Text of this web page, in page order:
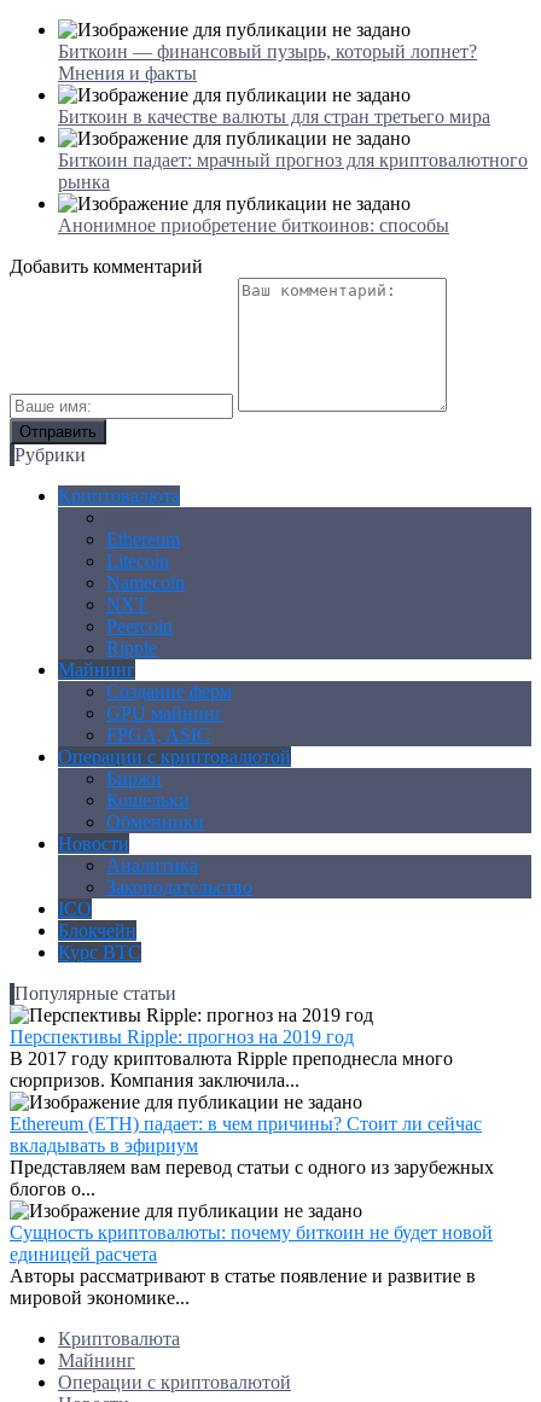
Биткоин — финансовый пузырь, который лопнет?
Мнения и факты
Биткоин в качестве валюты для стран третьего мира
Биткоин падает: мрачный прогноз для криптовалютного
рынка
Анонимное приобретение биткоинов: способы
Добавить комментарий
Рубрики
Криптовалюта
Ethereum
Litecoin
Namecoin
NXT
Peercoin
Ripple
Майнинг
Создание ферм
GPU майнинг
FPGA, ASIC
Операции с криптовалютой
Биржи
Кошельки
Обменники
Новости
Аналитика
Законодательство
ICO
Блокчейн
Курс BTC
Популярные статьи
Перспективы Ripple: прогноз на 2019 год
В 2017 году криптовалюта Ripple преподнесла много
сюрпризов. Компания заключила...
Ethereum (ETH) падает: в чем причины? Стоит ли сейчас
вкладывать в эфириум
Представляем вам перевод статьи с одного из зарубежных
блогов о...
Сущность криптовалюты: почему биткоин не будет новой
единицей расчета
Авторы рассматривают в статье появление и развитие в
мировой экономике...
Криптовалюта
Майнинг
Операции с криптовалютой